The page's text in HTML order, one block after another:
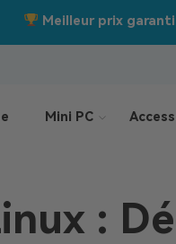
Offres de la rentrée :
Mini PC
: